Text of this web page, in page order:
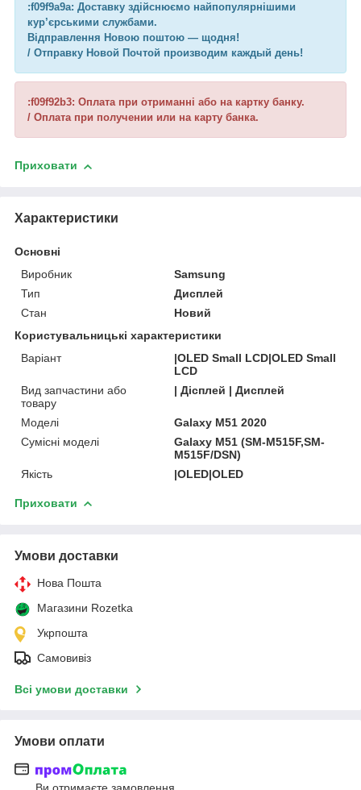
:f09f9a9a: Доставку здійснюємо найпопулярнішими
кур’єрськими службами.
Відправлення Новою поштою — щодня!
/ Отправку Новой Почтой производим каждый день!
:f09f92b3: Оплата при отриманні або на картку банку.
/ Оплата при получении или на карту банка.
Приховати
Характеристики
Основні
Виробник
Samsung
Тип
Дисплей
Стан
Новий
Користувальницькі характеристики
Варіант
|OLED Small LCD|OLED Small
LCD
Вид запчастини або
товару
| Дісплей | Дисплей
Моделі
Galaxy M51 2020
Сумісні моделі
Galaxy M51 (SM-M515F,SM-
M515F/DSN)
Якість
|OLED|OLED
Приховати
Умови доставки
Нова Пошта
Магазини Rozetka
Укрпошта
Самовивіз
Всі умови доставки
Умови оплати